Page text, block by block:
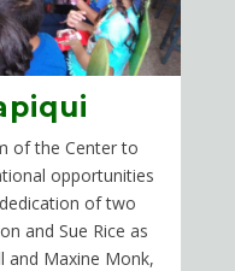
of the Center to
opportunities
of two
and Sue Rice as
and Maxine Monk,